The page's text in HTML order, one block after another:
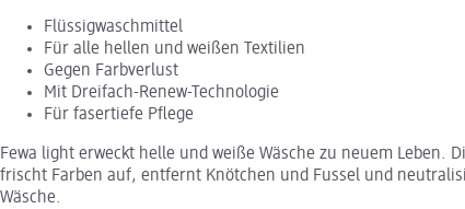
Flüssigwaschmittel
Für alle hellen und weißen Textilien
Gegen Farbverlust
Mit Dreifach-Renew-Technologie
Für fasertiefe Pflege
Fewa light erweckt helle und weiße Wäsche zu neuem Leben.
frischt Farben auf, entfernt Knötchen und Fussel und
Wäsche.